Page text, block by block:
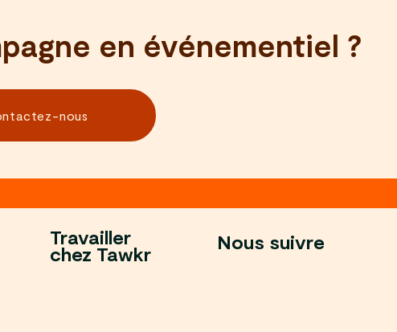
en événementiel ?
nous
Travailler
chez Tawkr
Nous suivre